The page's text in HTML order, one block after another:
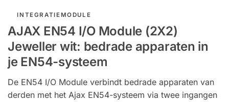
INTEGRATIEMODULE
AJAX EN54 I/O Module (2X2)
Jeweller wit: bedrade apparaten in
je EN54-systeem
De EN54 I/O Module verbindt bedrade apparaten van
derden met het Ajax EN54-systeem via twee ingangen